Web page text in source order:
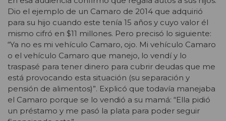
Dio el ejemplo de un Camaro de 2014 que adquirió
para su hijo cuando este tenía 15 años y cuyo valor él
mismo cifró en $11 millones. Pero precisó lo siguiente:
“Ya no es mi vehículo Camaro, ojo. Mi vehículo Camaro
o el vehículo Camaro que manejo, lo vendí y lo
traspasé para tener dinero para cubrir deudas que me
está provocando esta situación (su separación y
pensión de alimentos)”. Explicó que todavía manejaba
el Camaro porque se lo vendió a su mamá: “Ella pidió
un préstamo y me pasó la plata para poder seguir